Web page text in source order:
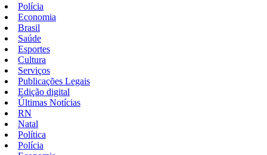
Polícia
Economia
Brasil
Saúde
Esportes
Cultura
Serviços
Publicações Legais
Edição digital
Últimas Notícias
RN
Natal
Política
Polícia